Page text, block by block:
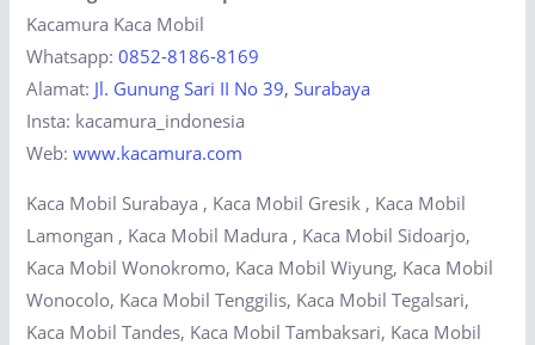
Kacamura Kaca Mobil
Whatsapp:0852-8186-8169
Alamat: Jl. Gunung Sari II No 39, Surabaya
Insta: kacamura_indonesia
Web:www.kacamura.com
Kaca Mobil Surabaya , Kaca Mobil Gresik , Kaca Mobil
Lamongan , Kaca Mobil Madura , Kaca Mobil Sidoarjo,
Kaca Mobil Wonokromo, Kaca Mobil Wiyung, Kaca Mobil
Wonocolo, Kaca Mobil Tenggilis, Kaca Mobil Tegalsari,
Kaca Mobil Tandes, Kaca Mobil Tambaksari, Kaca Mobil